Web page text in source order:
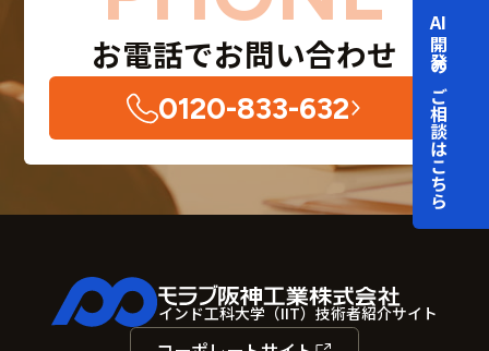
AI
開発のご相談はこちら
お電話でお問い合わせ
0120-833-632
インド工科大学（IIT）技術者紹介サイト